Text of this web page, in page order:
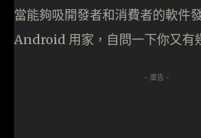
當能夠吸開發者和消費者的軟件
Android 用家，自問一下你又有
- 廣告 -